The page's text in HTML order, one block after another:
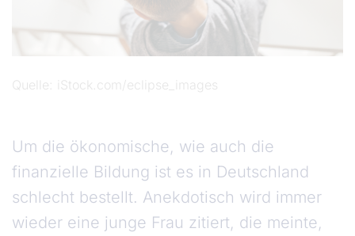
Quelle iStock.com/eclipse_images
Um die ökonomische, wie auch die
finanzielle Bildung ist es in Deutschland
schlecht bestellt. Anekdotisch wird immer
wieder eine junge Frau zitiert, die meinte,